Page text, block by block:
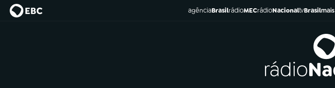
agênciaBrasilrádioMECrádioNacionaltvBrasilmais